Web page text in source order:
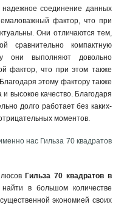
надежное соединение данных
фактор, что при
Они отличаются тем,
сравнительно компактную
они выполняют довольно
фактор, что при этом также
этому фактору также
высокое качество. Благодаря
долго работает без каких-
моментов.
нас Гильза 70 квадратов
Гильза 70 квадратов в
в большом количестве
экономией своих